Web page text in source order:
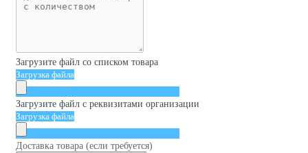
Загрузите файл со списком товара
Загрузка файла
Загрузите файл с реквизитами организации
Загрузка файла
Доставка товара (если требуется)